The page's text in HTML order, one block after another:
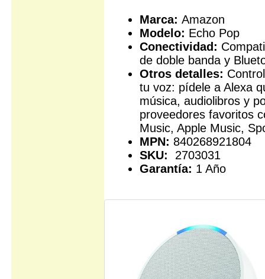
Marca: Amazon
Modelo: Echo Pop
Conectividad:
de doble banda y
Otros detalles:
tu voz: pídele a Alexa
música, audiolibros y
proveedores favoritos
Music, Apple Music,
MPN: 840268921804
SKU:
2703031
Garantía: 1 Año